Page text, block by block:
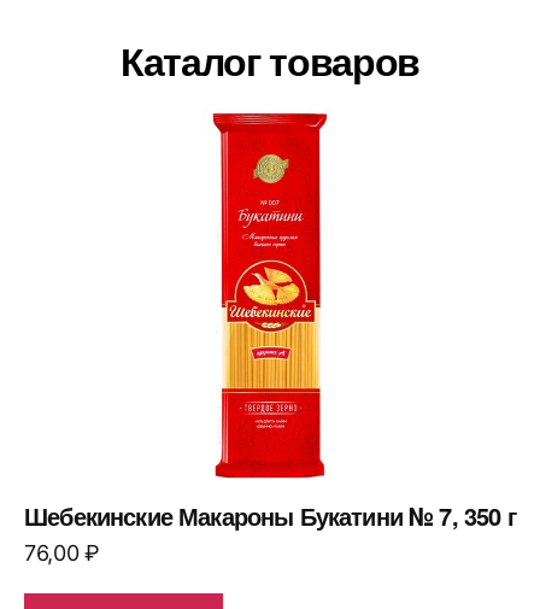
Каталог товаров
Шебекинские Макароны Букатини № 7, 350 г
76,00₽